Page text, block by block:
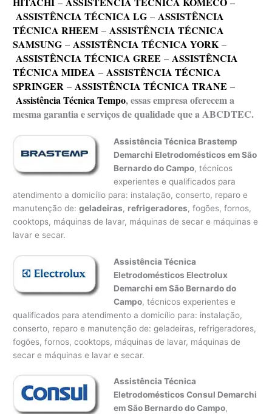
ASSISTÊNCIA TÉCNICA LG –ASSISTÊNCIA
TÉCNICA RHEEM –ASSISTÊNCIA TÉCNICA
SAMSUNG –ASSISTÊNCIA TÉCNICA YORK–
ASSISTÊNCIA TÉCNICA GREE –ASSISTÊNCIA
TÉCNICA MIDEA –ASSISTÊNCIA TÉCNICA
SPRINGER –ASSISTÊNCIA TÉCNICA TRANE –
Assistência Técnica Tempo, essas empresa oferecem a
mesma garantia e serviços de qualidade que a ABCDTEC.
Assistência Técnica Brastemp
Demarchi Eletrodomésticos em São
Bernardo do Campo, técnicos
experientes e qualificados para
atendimento a domicílio para: instalação, conserto, reparo e
manutenção de:geladeiras, refrigeradores, fogões, fornos,
cooktops, máquinas de lavar, máquinas de secar e máquinas e
lavar e secar.
Assistência Técnica
Eletrodomésticos Electrolux
Demarchi em São Bernardo do
Campo, técnicos experientes e
qualificados para atendimento a domicílio para: instalação,
conserto, reparo e manutenção de: geladeiras, refrigeradores,
fogões, fornos, cooktops, máquinas de lavar, máquinas de
secar e máquinas e lavar e secar.
Assistência Técnica
Eletrodomésticos Consul Demarchi
em São Bernardo do Campo,